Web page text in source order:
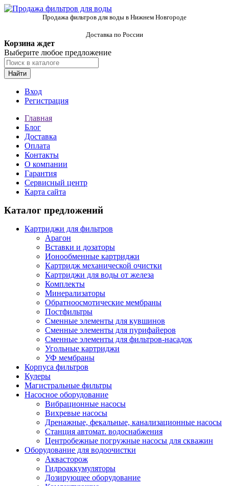
Продажа фильтров для воды в Нижнем Новгороде
Доставка по России
Корзина ждет
Выберите любое предложение
Найти
Вход
Регистрация
Главная
Блог
Доставка
Оплата
Контакты
О компании
Гарантия
Сервисный центр
Карта сайта
Каталог предложений
Картриджи для фильтров
Арагон
Вставки и дозаторы
Ионообменные картриджи
Картридж механической очистки
Картриджи для воды от железа
Комплекты
Минерализаторы
Обратноосмотические мембраны
Постфильтры
Сменные элементы для кувшинов
Сменные элементы для пурифайеров
Сменные элементы для фильтров-насадок
Угольные картриджи
УФ мембраны
Корпуса фильтров
Кулеры
Магистральные фильтры
Насосное оборудование
Вибрационные насосы
Вихревые насосы
Дренажные, фекальные, канализационные насосы
Станция автомат. водоснабжения
Центробежные погружные насосы для скважин
Оборудование для водоочистки
Аквасторож
Гидроаккумуляторы
Дозирующее оборудование